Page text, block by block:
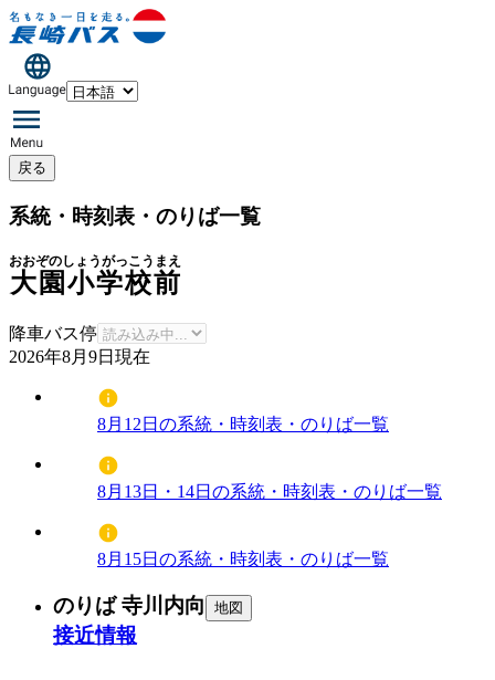
戻る
系統・時刻表・のりば一覧
大園小学校前
おおぞのしょうがっこうまえ
降車バス停
2026年8月9日 現在
8月12日の系統・時刻表・のりば一覧
8月13日・14日の系統・時刻表・のりば一覧
8月15日の系統・時刻表・のりば一覧
のりば 寺川内向 地図
接近情報